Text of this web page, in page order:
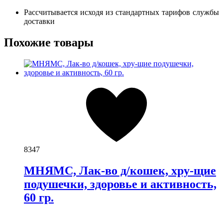
Рассчитывается исходя из стандартных тарифов службы
доставки
Похожие товары
8347
МНЯМС, Лак-во д/кошек, хру-щие
подушечки, здоровье и активность,
60 гр.